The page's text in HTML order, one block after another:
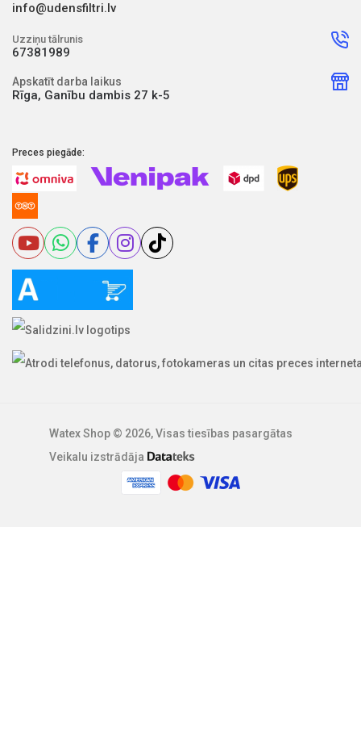
info@udensfiltri.lv
Uzziņu tālrunis
67381989
Apskatīt darba laikus
Rīga, Ganību dambis 27 k-5
Preces piegāde:
Watex Shop © 2026, Visas tiesības pasargātas
Veikalu izstrādāja